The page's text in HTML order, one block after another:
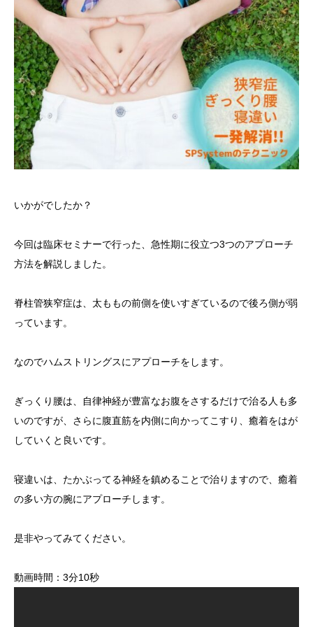
いかがでしたか？
今回は臨床セミナーで行った、急性期に役立つ3つのアプローチ
方法を解説しました。
脊柱管狭窄症は、太ももの前側を使いすぎているので後ろ側が弱
っています。
なのでハムストリングスにアプローチをします。
ぎっくり腰は、自律神経が豊富なお腹をさするだけで治る人も多
いのですが、さらに腹直筋を内側に向かってこすり、癒着をはが
していくと良いです。
寝違いは、たかぶってる神経を鎮めることで治りますので、癒着
の多い方の腕にアプローチします。
是非やってみてください。
動画時間：3分10秒